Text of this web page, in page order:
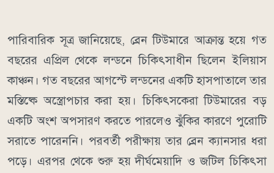
পারিবারিক সূত্র জানিয়েছে, ব্রেন টিউমারে আক্রান্ত হয়ে গত
বছরের এপ্রিল থেকে লন্ডনে চিকিৎসাধীন ছিলেন ইলিয়াস
কাঞ্চন। গত বছরের আগস্টে লন্ডনের একটি হাসপাতালে তার
মস্তিষ্কে অস্ত্রোপচার করা হয়। চিকিৎসকেরা টিউমারের বড়
একটি অংশ অপসারণ করতে পারলেও ঝুঁকির কারণে পুরোটি
সরাতে পারেননি। পরবর্তী পরীক্ষায় তার ব্রেন ক্যানসার ধরা
পড়ে। এরপর থেকে শুরু হয় দীর্ঘমেয়াদি ও জটিল চিকিৎসা